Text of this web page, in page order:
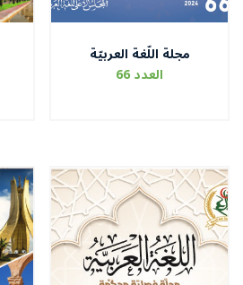
مجلة اللّغة العربيّة
العدد 66